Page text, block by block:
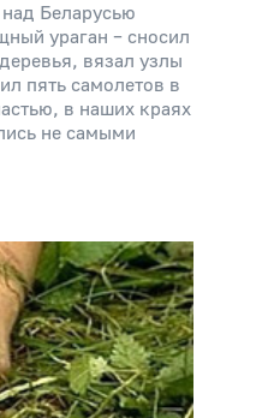
Беларусью
ураган – сносил
вязал узлы
пять самолетов в
в наших краях
не самыми